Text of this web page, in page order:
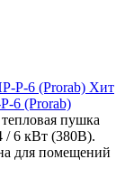
Хит
6 (Prorab)
пушка
/ 6 кВт (380В).
для помещений